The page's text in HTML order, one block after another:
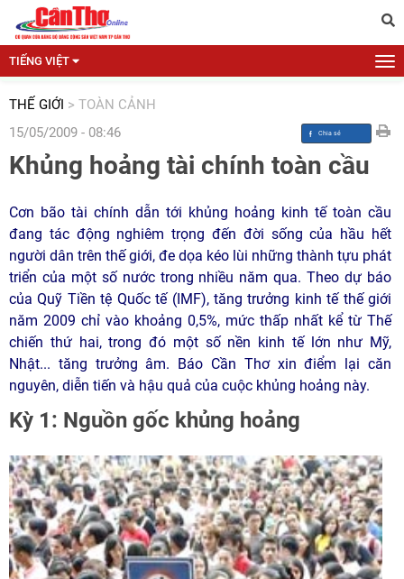
TIẾNG VIỆT
THẾ GIỚI > TOÀN CẢNH
15/05/2009 - 08:46
Khủng hoảng tài chính toàn cầu
Cơn bão tài chính dẫn tới khủng hoảng kinh tế toàn cầu
đang tác động nghiêm trọng đến đời sống của hầu hết
người dân trên thế giới, đe dọa kéo lùi những thành tựu phát
triển của một số nước trong nhiều năm qua. Theo dự báo
của Quỹ Tiền tệ Quốc tế (IMF), tăng trưởng kinh tế thế giới
năm 2009 chỉ vào khoảng 0,5%, mức thấp nhất kể từ Thế
chiến thứ hai, trong đó một số nền kinh tế lớn như Mỹ,
Nhật... tăng trưởng âm. Báo Cần Thơ xin điểm lại căn
nguyên, diễn tiến và hậu quả của cuộc khủng hoảng này.
Kỳ 1: Nguồn gốc khủng hoảng